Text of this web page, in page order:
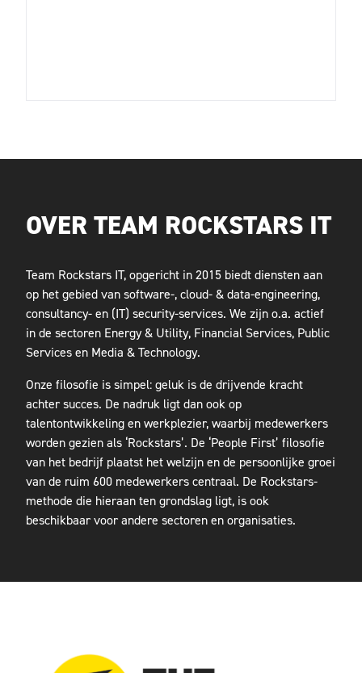
OVER TEAM ROCKSTARS IT
Team Rockstars IT, opgericht in 2015 biedt diensten aan
op het gebied van software-, cloud- & data-engineering,
consultancy- en (IT) security-services. We zijn o.a. actief
in de sectoren Energy & Utility, Financial Services, Public
Services en Media & Technology.
Onze filosofie is simpel: geluk is de drijvende kracht
achter succes. De nadruk ligt dan ook op
talentontwikkeling en werkplezier, waarbij medewerkers
worden gezien als ‘Rockstars’. De ‘People First’ filosofie
van het bedrijf plaatst het welzijn en de persoonlijke groei
van de ruim 600 medewerkers centraal. De Rockstars-
methode die hieraan ten grondslag ligt, is ook
beschikbaar voor andere sectoren en organisaties.